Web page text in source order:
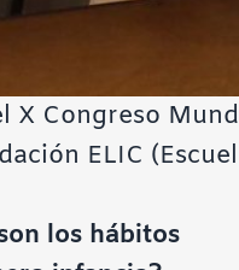
X Congreso
ELIC
los hábitos